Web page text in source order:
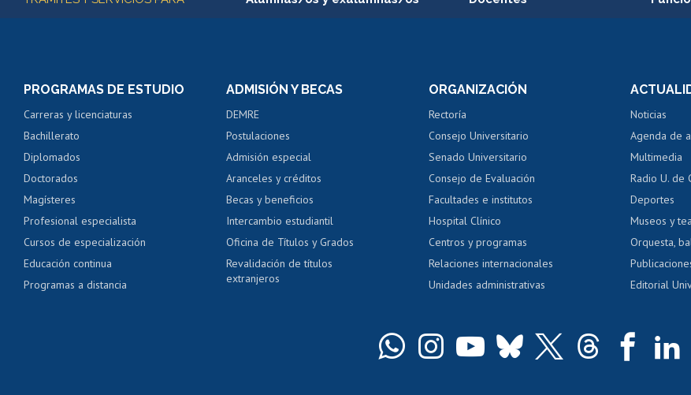
Servicio médico y dental
Pago de arancel y crédito alumnos
Pago de arancel y crédito exalumnos
Certificado de títulos y grados
Perfeccionamiento
Evaluación docente
Calificación académica
Postulación al AUCAI
Portal
Mi Uchile Ayuda tecnológica Tarjeta TUI Acoso
PROGRAMAS DE ESTUDIO
Carreras y licenciaturas
Bachillerato
Diplomados
Doctorados
Magísteres
Profesional especialista
Cursos de especialización
Educación continua
Programas a distancia
ADMISIÓN Y BECAS
DEMRE
Postulaciones
Admisión especial
Aranceles y créditos
Becas y beneficios
Intercambio estudiantil
Oficina de Títulos y Grados
Revalidación de títulos
extranjeros
ORGANIZACIÓN
Rectoría
Consejo Universitario
Senado Universitario
Consejo de Evaluación
Facultades e institutos
Hospital Clínico
Centros y programas
Relaciones internacionales
Unidades administrativas
Noticias
Agenda de
Multimedia
Radio U. de
Deportes
Museos y
Orquesta,
Editorial